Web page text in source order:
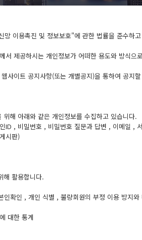
망 이용촉진 및 정보보호"에 관한 법률을 준수하
서 제공하시는 개인정보가 어떠한 용도와 방식
사이트 공지사항(또는 개별공지)을 통하여 공지
해 아래와 같은 개인정보를 수집하고 있습니다.
ID , 비밀번호 , 비밀번호 질문과 답변 , 이메일 ,
시판)
해 활용합니다.
확인 , 개인 식별 , 불량회원의 부정 이용 방지
대한 통계